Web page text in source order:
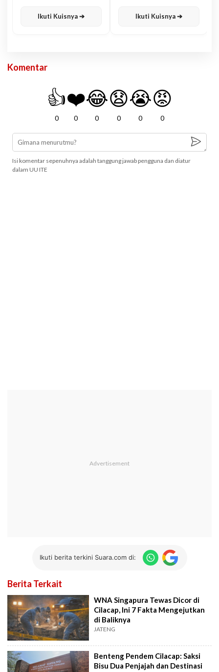
Ikuti Kuisnya ➔ Ikuti Kuisnya ➔
Komentar
👍
0
❤️
0
😂
0
😧
0
😭
0
😡
0
Isi komentar sepenuhnya adalah tanggung jawab pengguna dan diatur
dalam UU ITE
Ikuti berita terkini Suara.com di:
Berita Terkait
WNA Singapura Tewas Dicor di
Cilacap, Ini 7 Fakta Mengejutkan
di Baliknya
JATENG
Benteng Pendem Cilacap: Saksi
Bisu Dua Penjajah dan Destinasi